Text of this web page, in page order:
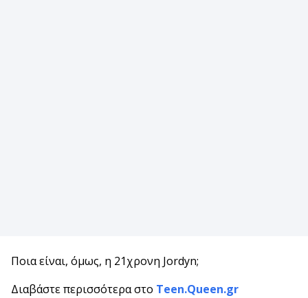
Ποια είναι, όμως, η 21χρονη Jordyn;
Διαβάστε περισσότερα στο Teen.Queen.gr